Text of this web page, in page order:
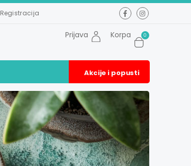
Registracija
Prijava Korpa 0
Akcije i popusti